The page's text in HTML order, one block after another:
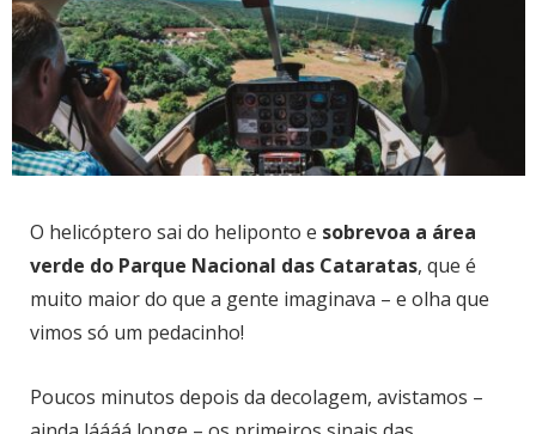
O helicóptero sai do heliponto e sobrevoa a área
verde do Parque Nacional das Cataratas, que é
muito maior do que a gente imaginava – e olha que
vimos só um pedacinho!
Poucos minutos depois da decolagem, avistamos –